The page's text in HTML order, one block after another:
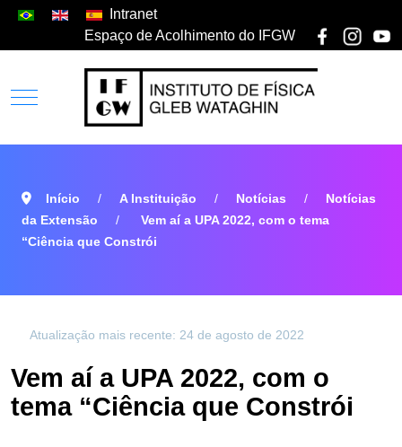
Intranet
Espaço de Acolhimento do IFGW
Início A Instituição Notícias
Notícias
da Extensão
Vem aí a UPA 2022, com o tema
“Ciência que Constrói
Atualização mais recente: 24 de agosto de 2022
Vem aí a UPA 2022, com o
tema “Ciência que Constrói